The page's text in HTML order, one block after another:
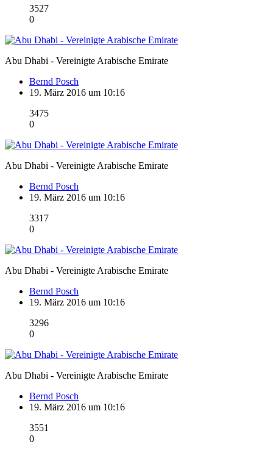
3527
0
Abu Dhabi - Vereinigte Arabische Emirate
Bernd Posch
19. März 2016 um 10:16
3475
0
Abu Dhabi - Vereinigte Arabische Emirate
Bernd Posch
19. März 2016 um 10:16
3317
0
Abu Dhabi - Vereinigte Arabische Emirate
Bernd Posch
19. März 2016 um 10:16
3296
0
Abu Dhabi - Vereinigte Arabische Emirate
Bernd Posch
19. März 2016 um 10:16
3551
0